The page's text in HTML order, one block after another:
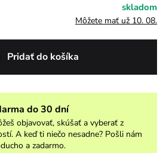
skladom
Môžete mať už 10. 08.
Pridať do košíka
do 30 dní
objavovať, skúšať a vyberať z
A keď ti niečo nesadne? Pošli nám
a zadarmo.